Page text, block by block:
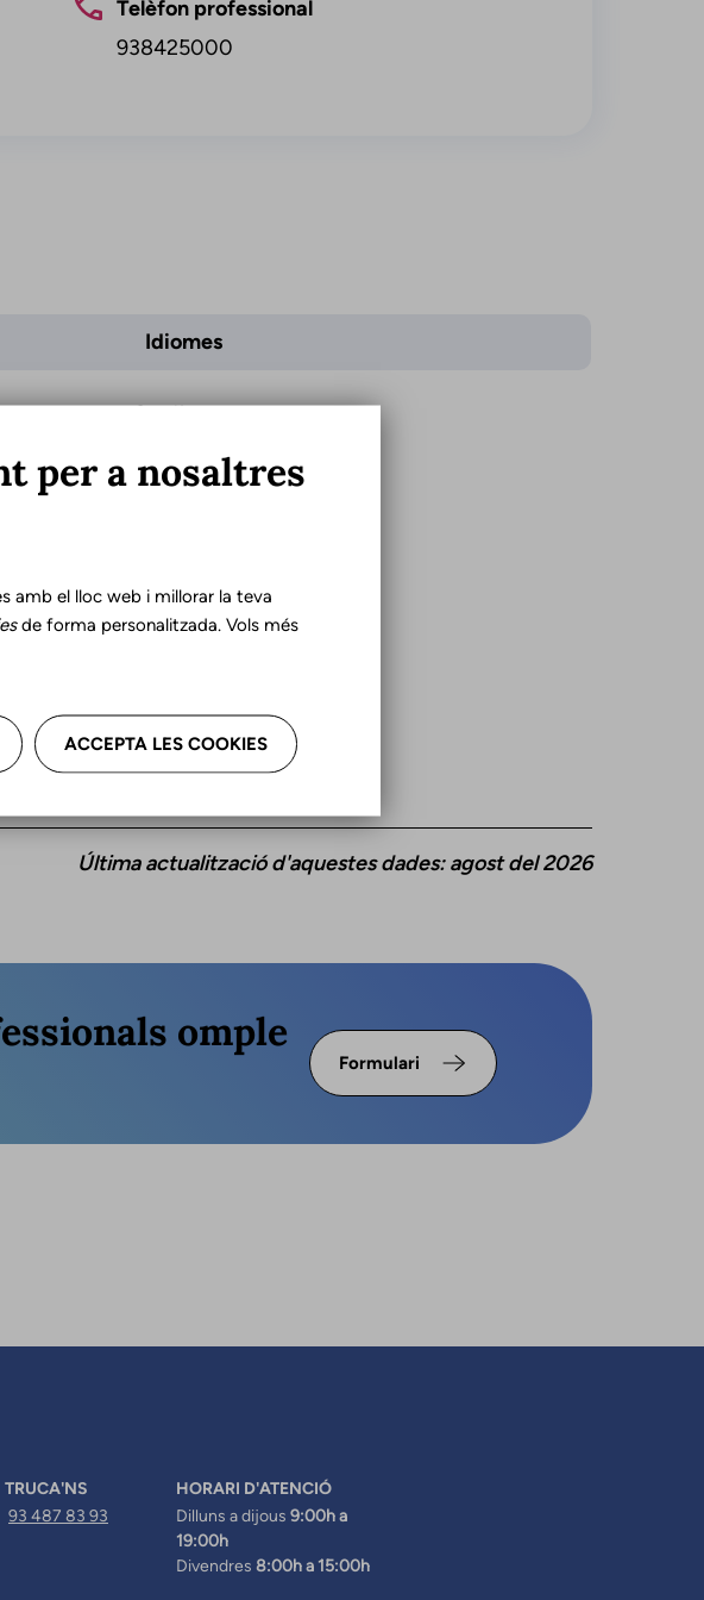
Telèfon professional
938425000
Idiomes
Català
Última actualització d'aquestes dades: agost del 2026
omple
Formulari
TRUCA'NS
93 487 83 93
HORARI D'ATENCIÓ
Dilluns a dijous 9:00h a
19:00h
Divendres 8:00h a 15:00h
per a nosaltres
amb el lloc web i millorar la teva
de forma personalitzada. Vols més
ACCEPTA LES COOKIES